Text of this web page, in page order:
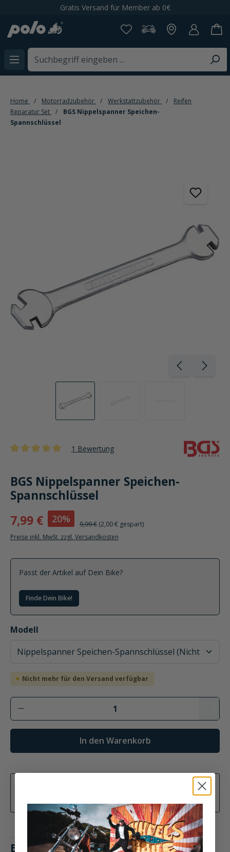
Gratis Versand für Member ab 0€
Home Motorradzubehör Werkstattzubehör
Reifen
Reparatur Set
BGS Nippelspanner Speichen-
Spannschlüssel
1 Bewertung
BGS Nippelspanner Speichen-
Spannschlüssel
7,99 €
20% 9,99 € (2,00 € gespart)
Preise inkl. MwSt. zzgl. Versandkosten
Passt der Artikel auf Dein Bike?
Finde Dein Bike!
Modell
auswählen
Nicht mehr für den Versand verfügbar
In den Warenkorb
Beschreibung